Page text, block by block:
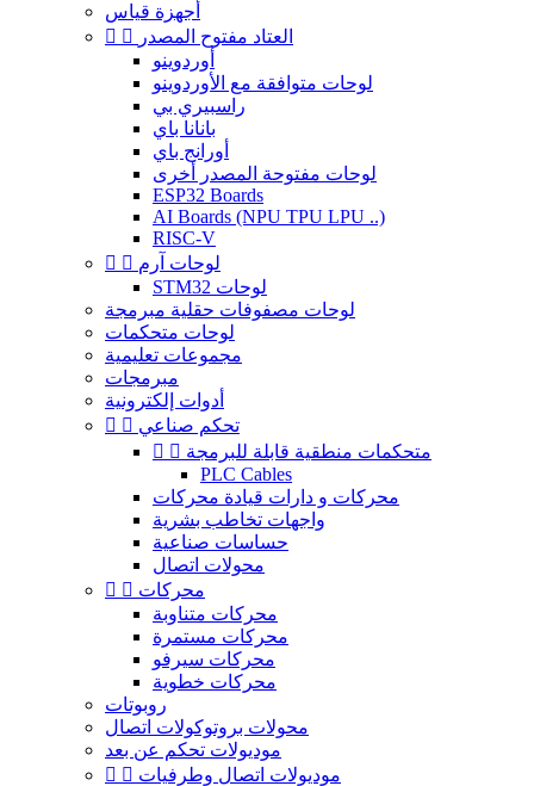
أجهزة قياس
 
العتاد مفتوح المصدر
أوردوينو
لوحات متوافقة مع الأوردوينو
راسبيري بي
بانانا باي
أورانج باي
لوحات مفتوحة المصدر أخرى
ESP32 Boards
AI Boards (NPU TPU LPU ..)
RISC-V
  لوحات آرم
STM32 لوحات
لوحات مصفوفات حقلية مبرمجة
لوحات متحكمات
مجموعات تعليمية
مبرمجات
أدوات إلكترونية
  تحكم صناعي
  متحكمات منطقية قابلة للبرمجة
PLC Cables
محركات و دارات قيادة محركات
واجهات تخاطب بشرية
حساسات صناعية
محولات اتصال
  محركات
محركات متناوبة
محركات مستمرة
محركات سيرفو
محركات خطوية
روبوتات
محولات بروتوكولات اتصال
موديولات تحكم عن بعد
  موديولات اتصال وطرفيات